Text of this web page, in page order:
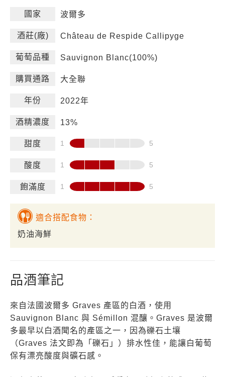
國家 波爾多
酒莊(廠) Château de Respide Callipyge
葡萄品種 Sauvignon Blanc(100%)
購買通路 大全聯
年份 2022年
酒精濃度 13%
甜度
酸度
飽滿度
適合搭配食物：
奶油海鮮
品酒筆記
來自法國波爾多 Graves 產區的白酒，使用
Sauvignon Blanc 與 Sémillon 混釀。Graves 是波爾
多最早以白酒聞名的產區之一，因為礫石土壤
（Graves 法文即為「礫石」）排水性佳，能讓白葡萄
保有漂亮酸度與礦石感。